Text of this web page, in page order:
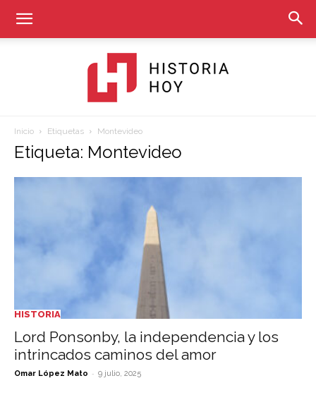
Inicio Etiquetas Montevideo
Etiqueta: Montevideo
HISTORIA
Lord Ponsonby, la independencia y los
intrincados caminos del amor
Omar López Mato - 9 julio, 2025